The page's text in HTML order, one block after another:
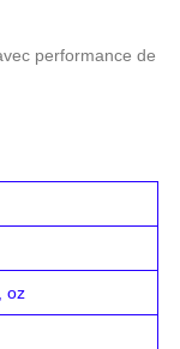
performance de
oz